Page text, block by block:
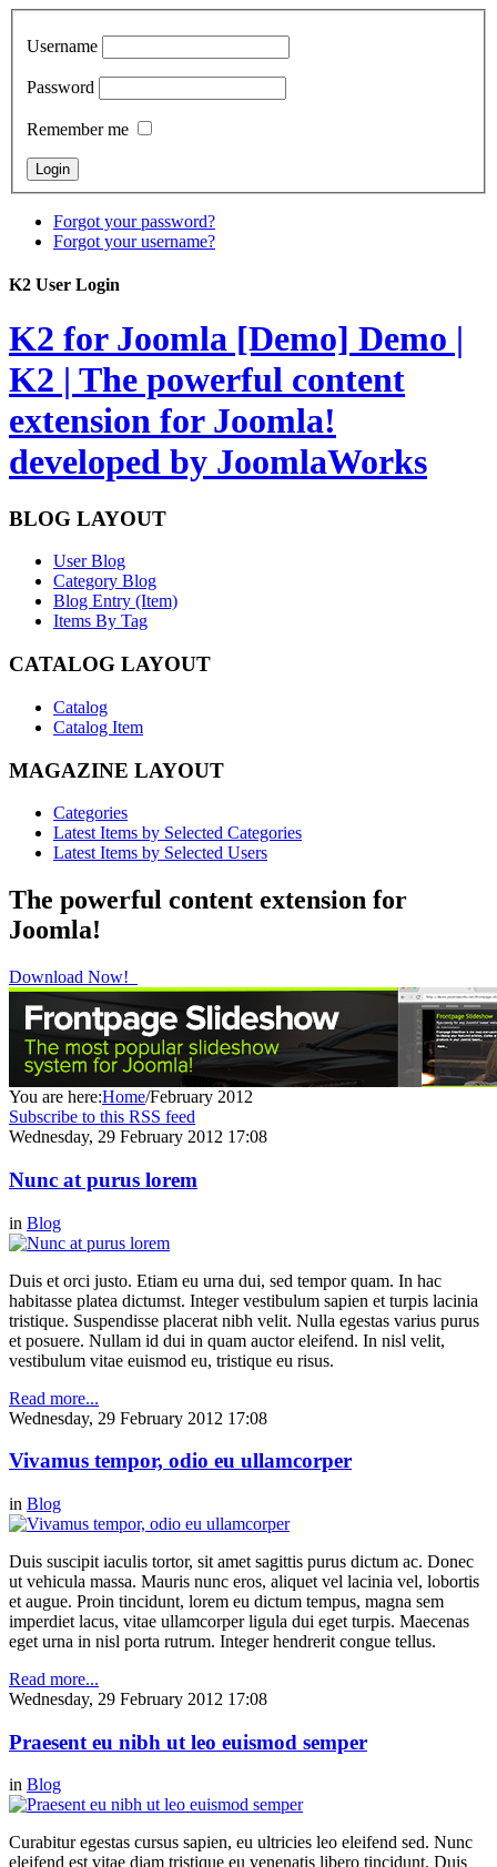
Username
Password
Remember me
Forgot your password?
Forgot your username?
K2 User Login
K2 for Joomla [Demo] Demo |
K2 | The powerful content
extension for Joomla!
developed by JoomlaWorks
BLOG LAYOUT
User Blog
Category Blog
Blog Entry (Item)
Items By Tag
CATALOG LAYOUT
Catalog
Catalog Item
MAGAZINE LAYOUT
Categories
Latest Items by Selected Categories
Latest Items by Selected Users
The powerful content extension for
Joomla!
Download Now!
You are here:Home/February 2012
Subscribe to this RSS feed
Wednesday, 29 February 2012 17:08
Nunc at purus lorem
in Blog
Duis et orci justo. Etiam eu urna dui, sed tempor quam. In hac
habitasse platea dictumst. Integer vestibulum sapien et turpis lacinia
tristique. Suspendisse placerat nibh velit. Nulla egestas varius purus
et posuere. Nullam id dui in quam auctor eleifend. In nisl velit,
vestibulum vitae euismod eu, tristique eu risus.
Read more...
Wednesday, 29 February 2012 17:08
Vivamus tempor, odio eu ullamcorper
in Blog
Duis suscipit iaculis tortor, sit amet sagittis purus dictum ac. Donec
ut vehicula massa. Mauris nunc eros, aliquet vel lacinia vel, lobortis
et augue. Proin tincidunt, lorem eu dictum tempus, magna sem
imperdiet lacus, vitae ullamcorper ligula dui eget turpis. Maecenas
eget urna in nisl porta rutrum. Integer hendrerit congue tellus.
Read more...
Wednesday, 29 February 2012 17:08
Praesent eu nibh ut leo euismod semper
in Blog
Curabitur egestas cursus sapien, eu ultricies leo eleifend sed. Nunc
eleifend est vitae diam tristique eu venenatis libero tincidunt. Duis